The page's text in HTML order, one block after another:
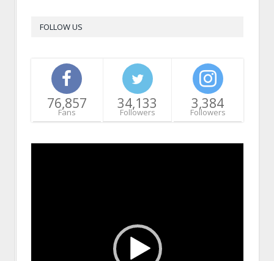
FOLLOW US
76,857
Fans
34,133
Followers
3,384
Followers